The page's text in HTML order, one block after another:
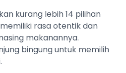
kurang lebih 14 pilihan
rasa otentik dan
makanannya.
bingung untuk memilih